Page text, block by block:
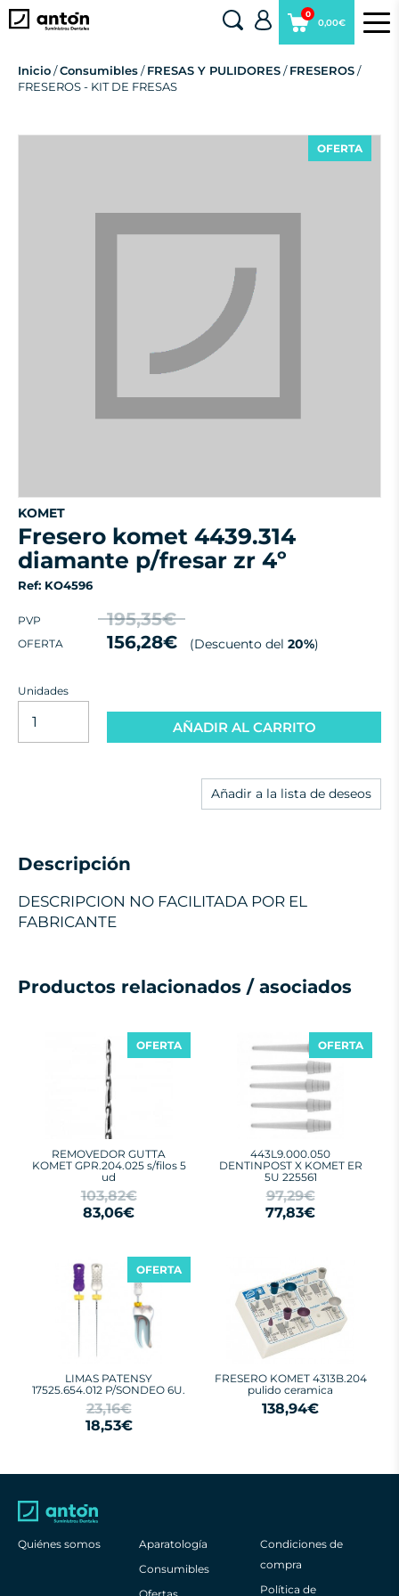
0,00€
0
Inicio/Consumibles/FRESAS Y PULIDORES/FRESEROS/
FRESEROS - KIT DE FRESAS
OFERTA
KOMET
fresero komet 4439.314
diamante p/fresar zr 4º
Ref: KO4596
PVP 195,35€
OFERTA 156,28€ (Descuento del 20%)
Unidades
AÑADIR AL CARRITO
Añadir a la lista de deseos
Descripción
DESCRIPCION NO FACILITADA POR EL
FABRICANTE
Productos relacionados / asociados
REMOVEDOR GUTTA
KOMET GPR.204.025 s/filos 5
ud
103,82€
83,06€
OFERTA
443L9.000.050
DENTINPOST X KOMET ER
5U 225561
97,29€
77,83€
OFERTA
LIMAS PATENSY
17525.654.012 P/SONDEO 6U.
23,16€
18,53€
OFERTA
FRESERO KOMET 4313B.204
pulido ceramica
138,94€
Quiénes somos
Aparatología
Consumibles
Condiciones de
compra
Política de